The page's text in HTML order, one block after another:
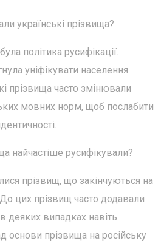
українські прізвища?
політика русифікації.
уніфікувати населення
прізвища часто змінювали
мовних норм, щоб послабити
найчастіше русифікували?
прізвищ, що закінчуються на
цих прізвищ часто додавали
деяких випадках навіть
основи прізвища на російську